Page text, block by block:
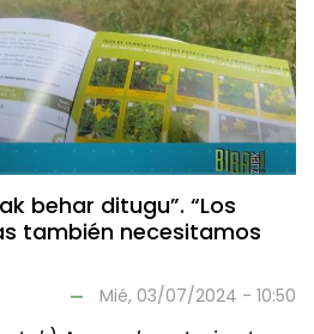
behar ditugu”. “Los
también necesitamos
Mié, 03/07/2024 - 10:50